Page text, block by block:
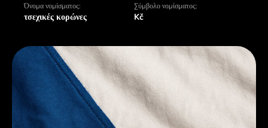
Όνομα νομίσματος:
τσεχικές κορώνες
Σύμβολο νομίσματος:
Kč